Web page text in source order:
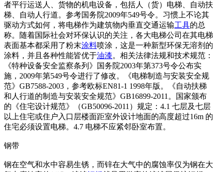
者平行运送人、货物的机电设备，包括人（货）电梯、自动扶
梯、自动人行道。参考国务院2009年549号令。习惯上不论其
驱动方式如何，将电梯作为建筑物内垂直交通运输工具的总
称。随着国际社会对环保认识的关注，各大电梯公司在其电梯
表面基本都采用了粉末涂料喷涂，这是一种新型环保无溶剂的
涂料，并且各种性能皆优于油漆。相关法律法规和技术规范：
《特种设备安全监察条列》国务院2003年第373号令公布实
施，2009年第549号令进行了修改。《电梯制造与安装安全规
范》GB7588-2003，参考欧标EN81-1 1998年版。《自动扶梯
和人行道的制造与安装安全规范》GB16899-2011。国家颁布
的《住宅设计规范》（GB50096-2011）规定：4.1 七层及七层
以上住宅或住户入口层楼面距室外设计地面的高度超过16m 的
住宅必须设置电梯。4.7 电梯不应紧邻卧室布置。
钢带
钢在空气和水中容易生锈，而锌在大气中的腐蚀率仅为钢在大